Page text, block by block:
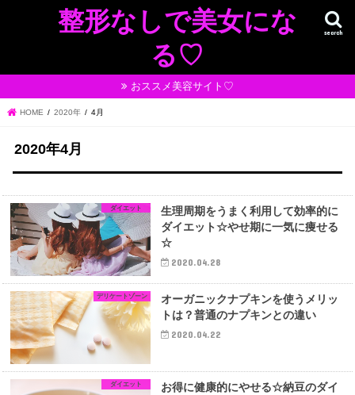
整形なしで美女にな
る♡
search
おススメ美容サイト♡
HOME 2020年 4月
2020年4月
ダイエット
生理周期をうまく利用して効率的に
ダイエット☆やせ期に一気に痩せる
☆
2020.04.28
デリケートゾーン
オーガニックナプキンを使うメリッ
トは？普通のナプキンとの違い
2020.04.22
ダイエット
お得に健康的にやせる☆納豆のダイ